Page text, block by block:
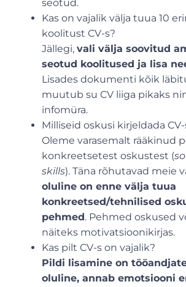
seotud.
Kas on vajalik välja tuua 10
koolitust CV-s?
Jällegi, vali välja soovitud
seotud koolitused ja lisa
Lisades dokumenti kõik
muutub su CV liiga pikaks
infomüra.
Milliseid oskusi kirjeldada CV-
Oleme varasemalt rääkinud
konkreetsetest oskustest (
skills). Täna rõhutavad meie
oluline on enne välja tuua
konkreetsed/tehnilised
pehmed . Pehmed oskused
näiteks motivatsioonikirjas.
Kas pilt CV-s on vajalik?
Pildi lisamine on
oluline, annab emotsiooni